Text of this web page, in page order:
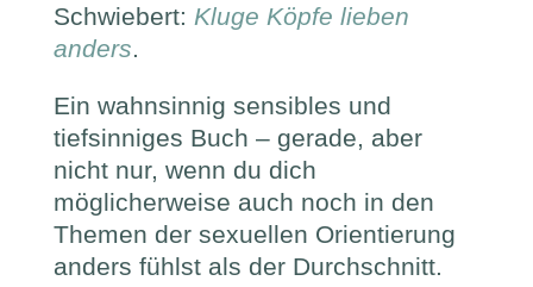
Schwiebert: Kluge Köpfe lieben
anders.
Ein wahnsinnig sensibles und
tiefsinniges Buch – gerade, aber
nicht nur, wenn du dich
möglicherweise auch noch in den
Themen der sexuellen Orientierung
anders fühlst als der Durchschnitt.